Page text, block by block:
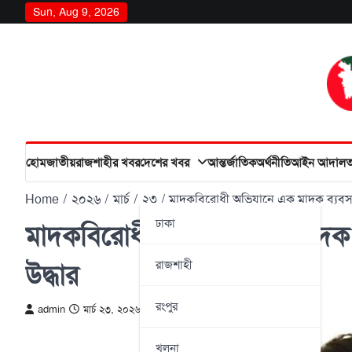
to
Sun, Aug 9, 2026
হোমজাতীয়রাজশাহীর খবরদেশের খবর
ঢাকা
রাজশাহী
রংপুর
খুলনা
আন্তর্জাতিকঅর্থনীতিআইন
Home ২০২৬ মার্চ ২৩ মাদকবিরোধী অভিযানে এক মাদক
মাদকবিরোধী অভিযানে এক মাদক
উদ্ধার
admin মার্চ ২৩, ২০২৬